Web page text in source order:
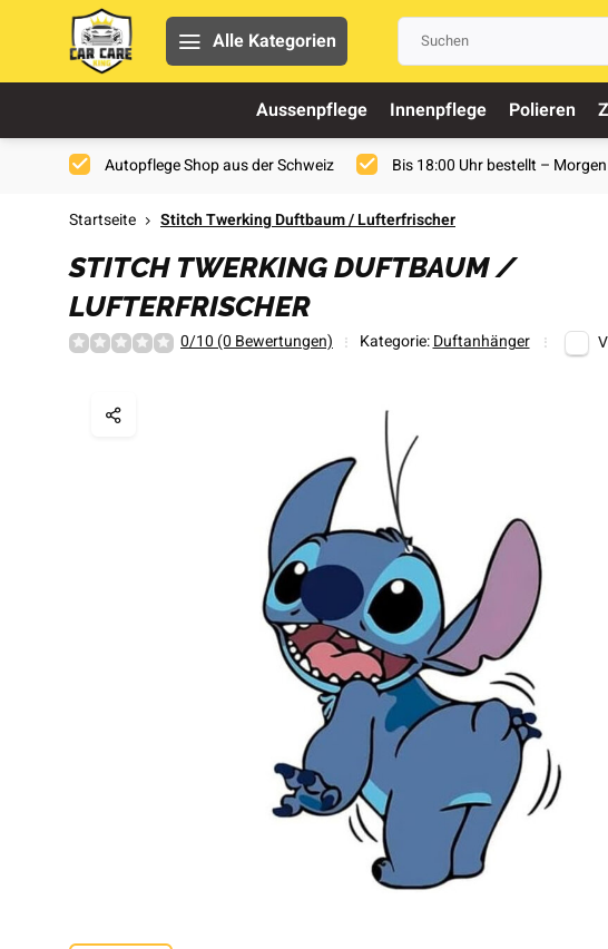
Alle Kategorien
Aussenpflege Innenpflege Polieren
Autopflege Shop aus der Schweiz Bis 18:00 Uhr bestellt –
Startseite Stitch Twerking Duftbaum / Lufterfrischer
STITCH TWERKING DUFTBAUM /
LUFTERFRISCHER
0/10 (0 Bewertungen) Kategorie:Duftanhänger